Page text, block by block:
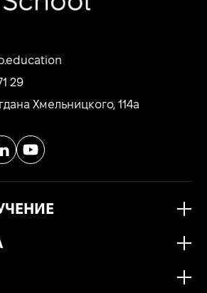
29
Хмельницкого, 114а